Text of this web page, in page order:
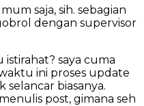
saja, sih. sebagian
dengan supervisor
istirahat? saya cuma
ini proses update
selancar biasanya.
post, gimana seh